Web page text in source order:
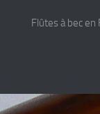
Flûtes à bec